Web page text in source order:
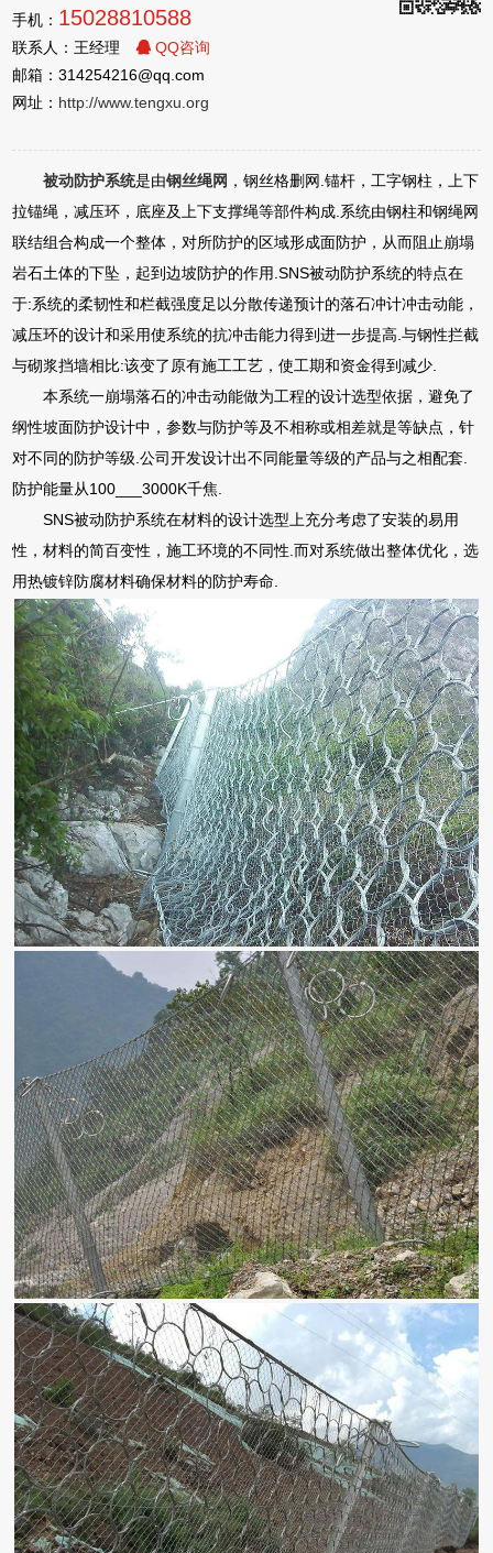
手机： 15028810588
联系人：王经理
QQ咨询
邮箱：314254216@qq.com
网址： http://www.tengxu.org
被动防护系统是由钢丝绳网 ，钢丝格删网.锚杆，工字钢柱，上下
拉锚绳，减压环，底座及上下支撑绳等部件构成.系统由钢柱和钢绳网
联结组合构成一个整体，对所防护的区域形成面防护，从而阻止崩塌
岩石土体的下坠，起到边坡防护的作用.SNS被动防护系统的特点在
于:系统的柔韧性和栏截强度足以分散传递预计的落石冲计冲击动能，
减压环的设计和采用使系统的抗冲击能力得到进一步提高.与钢性拦截
与砌浆挡墙相比:该变了原有施工工艺，使工期和资金得到减少.
本系统一崩塌落石的冲击动能做为工程的设计选型依据，避免了
纲性坡面防护设计中，参数与防护等及不相称或相差就是等缺点，针
对不同的防护等级.公司开发设计出不同能量等级的产品与之相配套.
防护能量从100___3000K千焦.
SNS被动防护系统在材料的设计选型上充分考虑了安装的易用
性，材料的简百变性，施工环境的不同性.而对系统做出整体优化，选
用热镀锌防腐材料确保材料的防护寿命.